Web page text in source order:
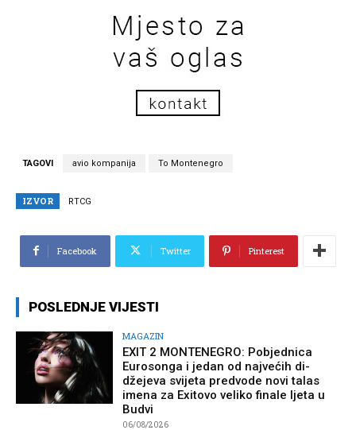
TAGOVI avio kompanija To Montenegro
IZVOR RTCG
Facebook Twitter Pinterest
POSLEDNJE VIJESTI
MAGAZIN
EXIT 2 MONTENEGRO: Pobjednica
Eurosonga i jedan od najvećih di-
džejeva svijeta predvode novi talas
imena za Exitovo veliko finale ljeta u
Budvi
06/08/2026